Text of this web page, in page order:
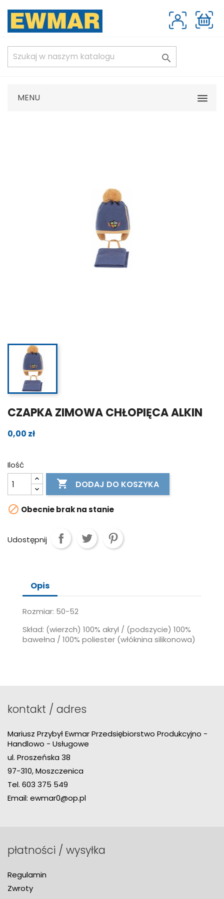

MENU
CZAPKA ZIMOWA CHŁOPIĘCA ALKIN
0,00 zł
Ilość
 DODAJ DO KOSZYKA
 Obecnie brak na stanie
Udostępnij
Opis
Rozmiar: 50-52
Skład: (wierzch) 100% akryl / (podszycie) 100%
bawełna / 100% poliester (włóknina silikonowa)
kontakt / adres
Mariusz Przybył Ewmar Przedsiębiorstwo Produkcyjno -
Handlowo - Usługowe
ul. Proszeńska 38
97-310, Moszczenica
Tel. 603 375 549
Email: ewmar0@op.pl
płatności / wysyłka
Regulamin
Zwroty